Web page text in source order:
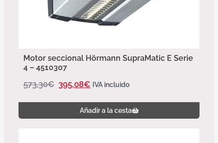
Motor seccional Hörmann SupraMatic E Serie
4 – 4510307
573,30€ 395,08€ IVA incluido
Añadir a la cesta